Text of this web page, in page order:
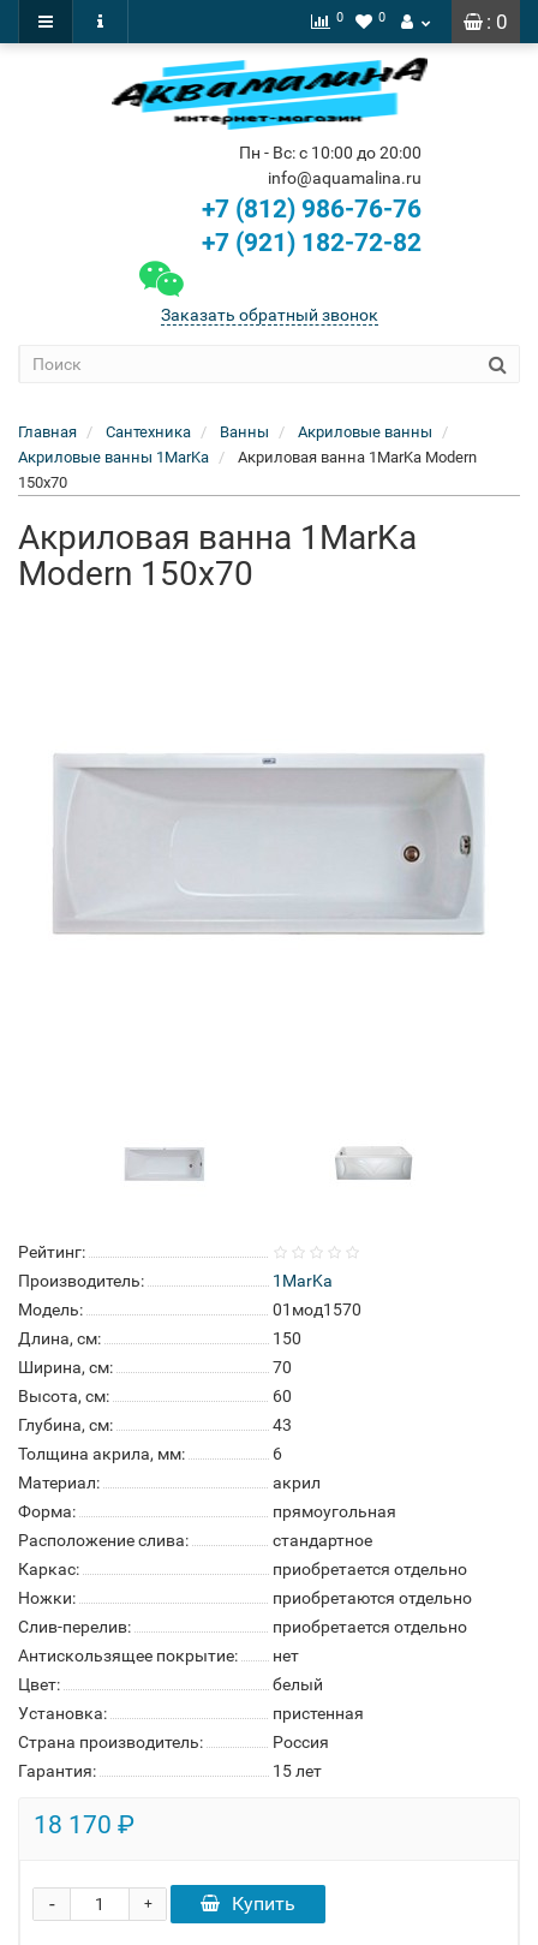
: 0
0 0
Пн - Вс: с 10:00 до 20:00
info@aquamalina.ru
+7 (812) 986-76-76
+7 (921) 182-72-82
Заказать обратный звонок
Главная Сантехника Ванны
Акриловые ванны
Акриловые ванны 1MarKa
Акриловая ванна 1MarKa Modern
150x70
Акриловая ванна 1MarKa
Modern 150x70
Рейтинг:
Производитель:
1MarKa
Модель:
01мод1570
Длина, см:
150
Ширина, см:
70
Высота, см:
60
Глубина, см:
43
Толщина акрила, мм:
6
Материал:
акрил
Форма:
прямоугольная
Расположение слива:
стандартное
Каркас:
приобретается отдельно
Ножки:
приобретаются отдельно
Слив-перелив:
приобретается отдельно
Антискользящее покрытие:
нет
Цвет:
белый
Установка:
пристенная
Страна производитель:
Россия
Гарантия:
15 лет
18 170 ₽
+
- Купить